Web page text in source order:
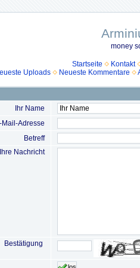
money
Startseite
Kontakt
Uploads Neueste Kommentare
Ihr Name
Mail-Adresse
Betreff
Ihre Nachricht
Bestätigung